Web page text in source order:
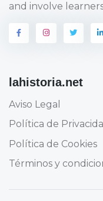
and involve
lahistoria.net
Aviso Legal
Política de
Política de Cookies
Términos y